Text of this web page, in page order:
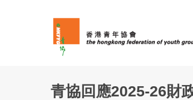
青協回應2025-26財